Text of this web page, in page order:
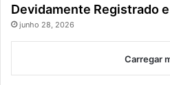
Devidamente Registrado
junho 28, 2026
Carregar